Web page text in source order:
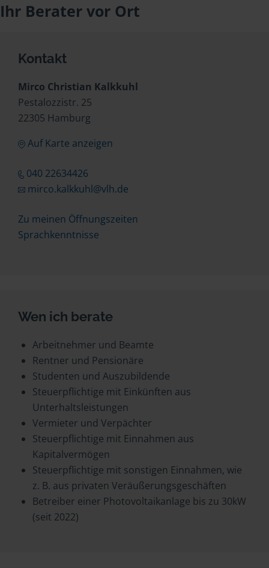
Ihr Berater vor Ort
Kontakt
Mirco Christian Kalkkuhl
Pestalozzistr. 25
22305 Hamburg
Auf Karte anzeigen
040 22634426
mirco.kalkkuhl@vlh.de
Zu meinen Öffnungszeiten
Sprachkenntnisse
Wen ich berate
Arbeitnehmer und Beamte
Rentner und Pensionäre
Studenten und Auszubildende
Steuerpflichtige mit Einkünften aus
Unterhaltsleistungen
Vermieter und Verpächter
Steuerpflichtige mit Einnahmen aus
Kapitalvermögen
Steuerpflichtige mit sonstigen Einnahmen, wie
z. B. aus privaten Veräußerungsgeschäften
Betreiber einer Photovoltaikanlage bis zu 30kW
(seit 2022)